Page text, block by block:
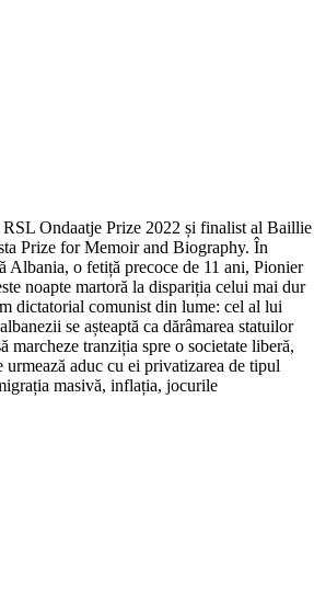
Ondaatje Prize 2022 și finalist al Baillie
Prize for Memoir and Biography. În
Albania, o fetiță precoce de 11 ani, Pionier
noapte martoră la dispariția celui mai dur
dictatorial comunist din lume: cel al lui
se așteaptă ca dărâmarea statuilor
marcheze tranziția spre o societate liberă,
urmează aduc cu ei privatizarea de tipul
masivă, inflația, jocurile